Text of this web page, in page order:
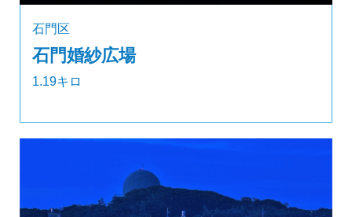
石門区
石門婚紗広場
1.19キロ